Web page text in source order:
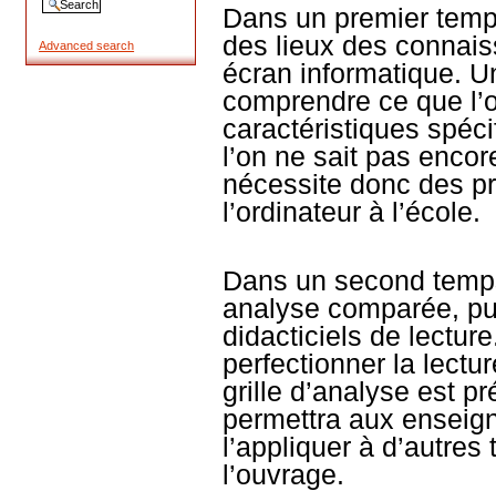
Advanced search
Dans un premier
des lieux des
écran informatique.
comprendre ce que
caractéristiques
l’on ne sait pas
nécessite donc des
l’ordinateur à l’école.
Dans un second
analyse comparée,
didacticiels de
perfectionner la
grille d’analyse est
permettra aux
l’appliquer à
l’ouvrage.